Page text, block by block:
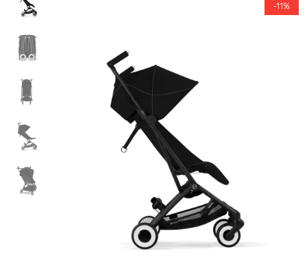
-11%